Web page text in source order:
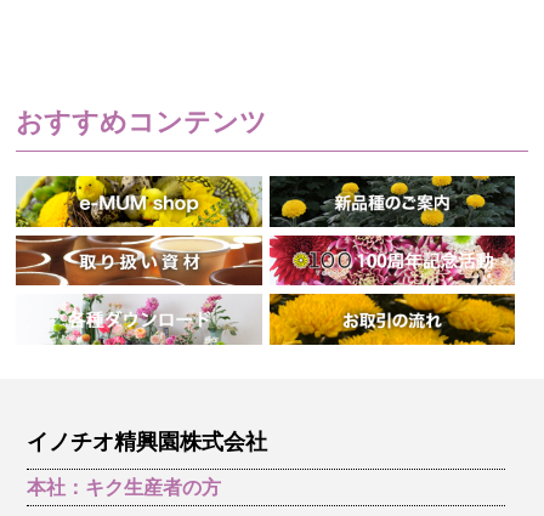
おすすめコンテンツ
イノチオ精興園株式会社
本社：キク生産者の方